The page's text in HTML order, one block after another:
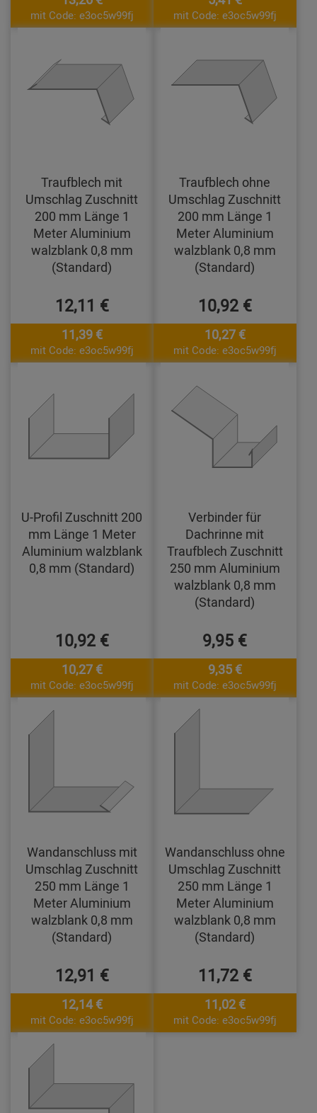
mit Code: e3oc5w99fj mit Code: e3oc5w99fj
Traufblech mit
Umschlag Zuschnitt
200 mm Länge 1
Meter Aluminium
walzblank 0,8 mm
(Standard)
12,11 €
11,39 €
mit Code: e3oc5w99fj
Traufblech ohne
Umschlag Zuschnitt
200 mm Länge 1
Meter Aluminium
walzblank 0,8 mm
(Standard)
10,92 €
10,27 €
mit Code: e3oc5w99fj
U-Profil Zuschnitt 200
mm Länge 1 Meter
Aluminium walzblank
0,8 mm (Standard)
10,92 €
10,27 €
mit Code: e3oc5w99fj
Verbinder für
Dachrinne mit
Traufblech Zuschnitt
250 mm Aluminium
walzblank 0,8 mm
(Standard)
9,95 €
9,35 €
mit Code: e3oc5w99fj
Wandanschluss mit
Umschlag Zuschnitt
250 mm Länge 1
Meter Aluminium
walzblank 0,8 mm
(Standard)
12,91 €
12,14 €
mit Code: e3oc5w99fj
Wandanschluss ohne
Umschlag Zuschnitt
250 mm Länge 1
Meter Aluminium
walzblank 0,8 mm
(Standard)
11,72 €
11,02 €
mit Code: e3oc5w99fj